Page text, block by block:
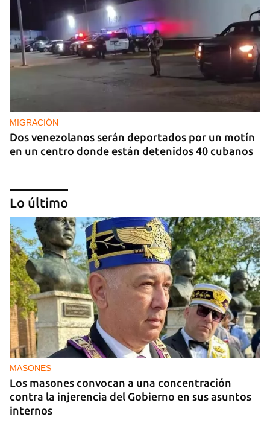
MIGRACIÓN
Dos venezolanos serán deportados por un motín
en un centro donde están detenidos 40 cubanos
EXPLOTACIÓN
Uruguay alerta sobre la explotación sexual de 37
migrantes, incluidas varias cubanas
Lo último
MASONES
Los masones convocan a una concentración
contra la injerencia del Gobierno en sus asuntos
internos